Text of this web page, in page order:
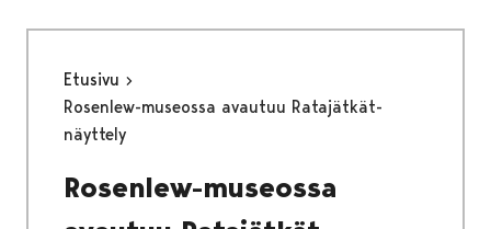
Etusivu
Rosenlew-museossa avautuu Ratajätkät-
näyttely
Rosenlew-museossa